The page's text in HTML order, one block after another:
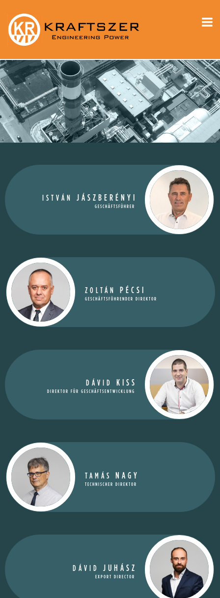
ISTVÁN JÁSZBERÉNYI
GESCHÄFTSFÜHRER
ZOLTÁN PÉCSI
GESCHÄFTSFÜHRENDER DIREKTOR
DÁVID KISS
DIREKTOR FÜR GESCHÄFTSENTWICKLUNG
TAMÁS NAGY
TECHNISCHER DIREKTOR
DÁVID JUHÁSZ
EXPORT DIRECTOR